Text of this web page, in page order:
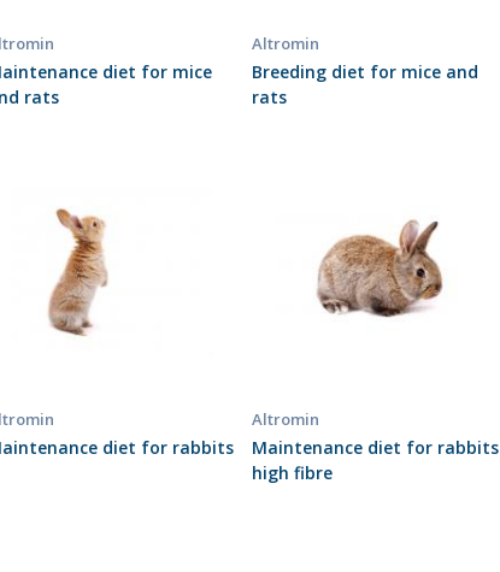
diet for mice
rats
Altromin
Breeding diet for mice and
rats
diet for rabbits
Altromin
Maintenance diet for rabbits
high fibre